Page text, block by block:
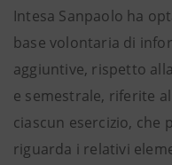
Intesa Sanpaolo ha
base volontaria di
aggiuntive, rispetto
e semestrale, riferite
ciascun esercizio, che
riguarda i relativi